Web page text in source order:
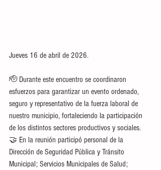
Jueves 16 de abril de 2026.
🫡 Durante este encuentro se coordinaron
esfuerzos para garantizar un evento ordenado,
seguro y representativo de la fuerza laboral de
nuestro municipio, fortaleciendo la participación
de los distintos sectores productivos y sociales.
🤝 En la reunión participó personal de la
Dirección de Seguridad Pública y Tránsito
Municipal; Servicios Municipales de Salud;